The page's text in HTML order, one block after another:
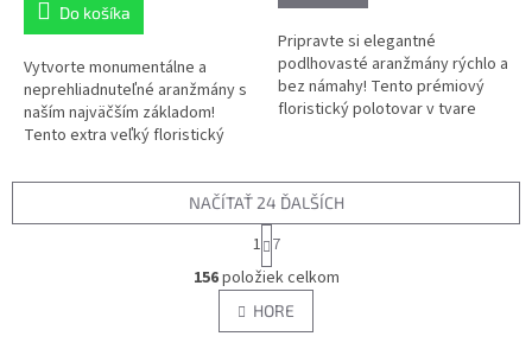
Do košíka
Vytvorte monumentálne a
neprehliadnuteľné aranžmány s
naším najväčším základom!
Tento extra veľký floristický
40 cm predstavuje ideálne
Pripravte si elegantné
podlhovasté aranžmány rýchlo a
bez námahy! Tento prémiový
floristický polotovar v tvare
bohatých...
O
v
l
á
NAČÍTAŤ 24 ĎALŠÍCH
S
t
r
á
n
k
1 7
156položiek celkom
HORE